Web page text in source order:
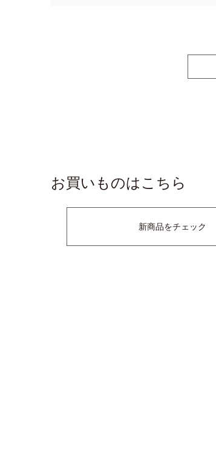
お買いものはこちら
新商品をチェック